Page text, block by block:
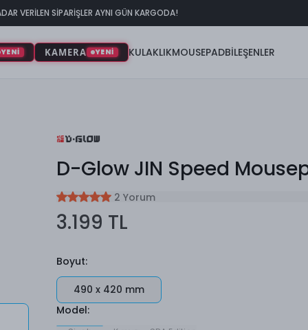
VERİLEN SİPARİŞLER AYNI GÜN KARGODA!
YENİ KAMERA YENİ KULAKLIKMOUSEPADBİLEŞENLER
D-Glow JIN Speed
2 Yorum
3.199 TL
Boyut:
490 x 420 mm
Model: